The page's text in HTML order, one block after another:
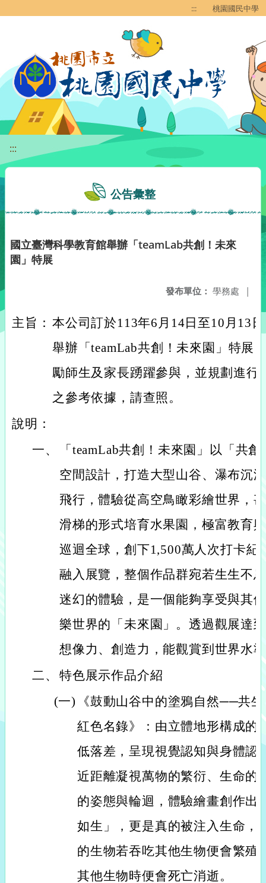
::: 桃園國民中學
:::
公告彙整
國立臺灣科學教育館舉辦「teamLab共創！未來
園」特展
發布單位： 學務處 |
主旨： 本公司訂於113年6月14日至10月13
舉辦「teamLab共創！未來園」特展
勵師生及家長踴躍參與，並規劃進行
之參考依據，請查照。
說明：
一、
「teamLab共創！未來園」以「共
空間設計，打造大型山谷、瀑布沉
飛行，體驗從高空鳥瞰彩繪世界，
滑梯的形式培育水果園，極富教育
巡迴全球，創下1,500萬人次打卡紀
融入展覽，整個作品群宛若生生不
迷幻的體驗，是一個能夠享受與其
樂世界的「未來園」。透過觀展達
想像力、創造力，能觀賞到世界水
二、 特色展示作品介紹
(一)
《鼓動山谷中的塗鴉自然──共
紅色名錄》：由立體地形構成的
低落差，呈現視覺認知與身體認
近距離凝視萬物的繁衍、生命的
的姿態與輪迴，體驗繪畫創作出
如生」，更是真的被注入生命，
的生物若吞吃其他生物便會繁殖
其他生物時便會死亡消逝。